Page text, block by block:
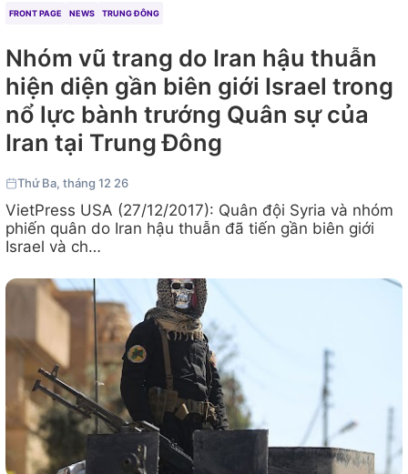
FRONT PAGE NEWS TRUNG ĐÔNG
Nhóm vũ trang do Iran hậu thuẫn
hiện diện gần biên giới Israel trong
nổ lực bành trướng Quân sự của
Iran tại Trung Đông
Thứ Ba, tháng 12 26
VietPress USA (27/12/2017): Quân đội Syria và nhóm
phiến quân do Iran hậu thuẫn đã tiến gần biên giới
Israel và ch…